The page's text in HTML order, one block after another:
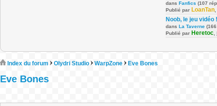
dans Fanfics (107
Publié par LoanTan
Noob, le jeu vidéo !
dans La Taverne
Publié par Heretoc
Index du forum Olydri Studio WarpZone Eve Bones
Eve Bones